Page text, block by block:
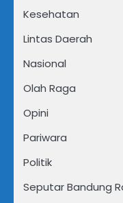
Kesehatan
Lintas Daerah
Nasional
Olah Raga
Opini
Pariwara
Politik
Seputar Bandung